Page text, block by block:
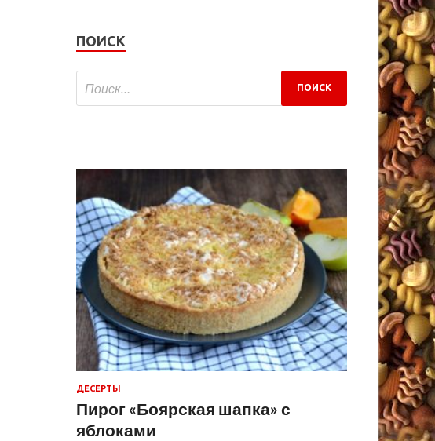
ПОИСК
ДЕСЕРТЫ
Пирог «Боярская шапка» с
яблоками